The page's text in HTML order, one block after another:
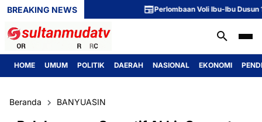
BREAKING NEWS Perlombaan Voli Ibu-Ibu Dusun 1
HOME UMUM POLITIK DAERAH NASIONAL EKONOMI
Beranda BANYUASIN